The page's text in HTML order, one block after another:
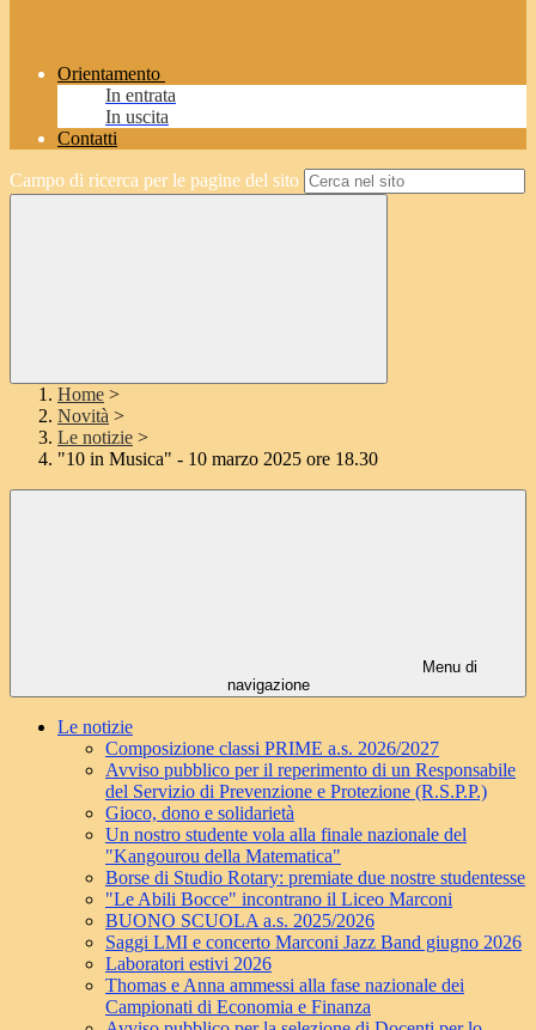
Orientamento
In entrata
In uscita
Contatti
Campo di ricerca per le pagine del sito
Home >
Novità >
Le notizie >
"10 in Musica" - 10 marzo 2025 ore 18.30
Menu di
navigazione
Le notizie
Composizione classi PRIME a.s. 2026/2027
Avviso pubblico per il reperimento di un Responsabile
del Servizio di Prevenzione e Protezione (R.S.P.P.)
Gioco, dono e solidarietà
Un nostro studente vola alla finale nazionale del
"Kangourou della Matematica"
Borse di Studio Rotary: premiate due nostre studentesse
"Le Abili Bocce" incontrano il Liceo Marconi
BUONO SCUOLA a.s. 2025/2026
Saggi LMI e concerto Marconi Jazz Band giugno 2026
Laboratori estivi 2026
Thomas e Anna ammessi alla fase nazionale dei
Campionati di Economia e Finanza